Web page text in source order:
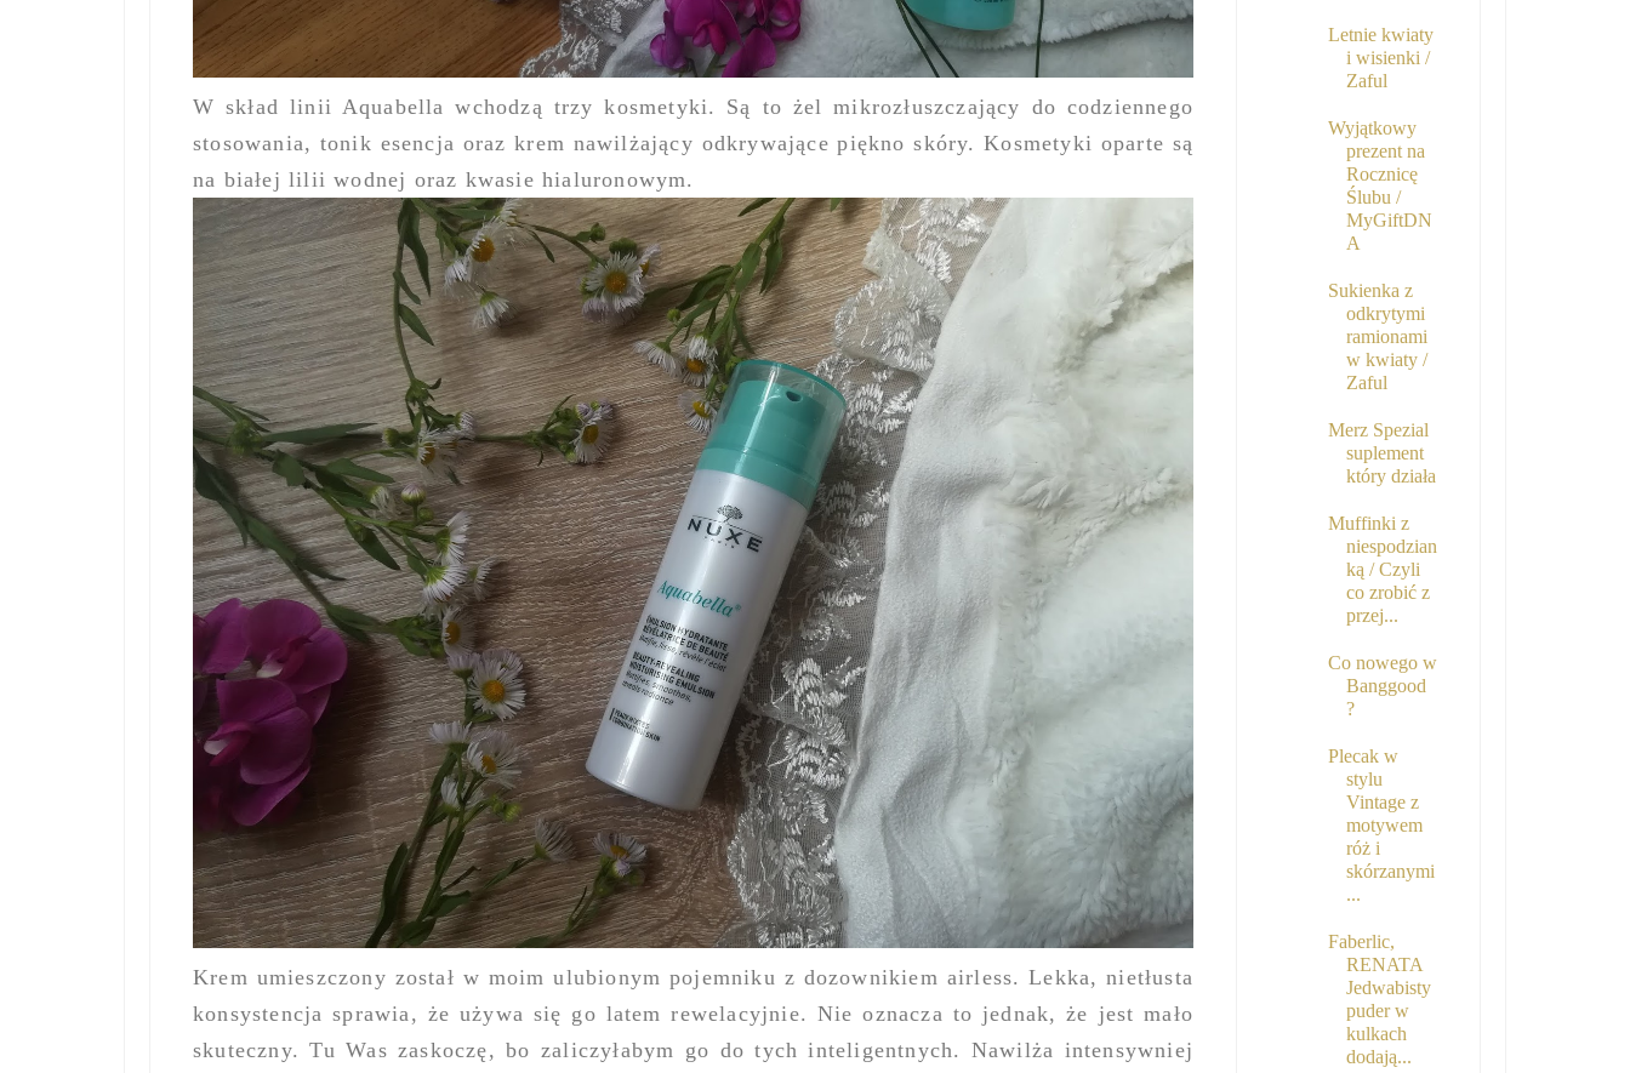
W skład linii Aquabella wchodzą trzy kosmetyki. Są to żel mikrozłuszczający do codziennego
stosowania, tonik esencja oraz krem nawilżający odkrywające piękno skóry. Kosmetyki oparte są
na białej lilii wodnej oraz kwasie hialuronowym.
Krem umieszczony został w moim ulubionym pojemniku z dozownikiem airless. Lekka, nietłusta
konsystencja sprawia, że używa się go latem rewelacyjnie. Nie oznacza to jednak, że jest mało
skuteczny. Tu Was zaskoczę, bo zaliczyłabym go do tych inteligentnych. Nawilża intensywniej
Letnie kwiaty
i wisienki /
Zaful
Wyjątkowy
prezent na
Rocznicę
Ślubu /
MyGiftDN
A
Sukienka z
odkrytymi
ramionami
w kwiaty /
Zaful
Merz Spezial
suplement
który działa
Muffinki z
niespodzian
ką / Czyli
co zrobić z
przej...
Co nowego w
Banggood
?
Plecak w
stylu
Vintage z
motywem
róż i
skórzanymi
...
Faberlic,
RENATA
Jedwabisty
puder w
kulkach
dodają...